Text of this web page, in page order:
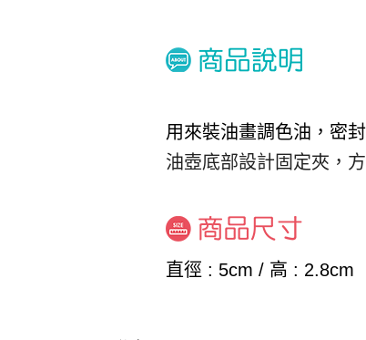
用來裝油畫調色油，密
油壺底部設計固定夾，
直徑 : 5cm / 高 : 2.8cm